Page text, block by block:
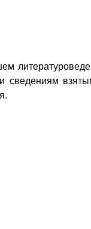
сведениям